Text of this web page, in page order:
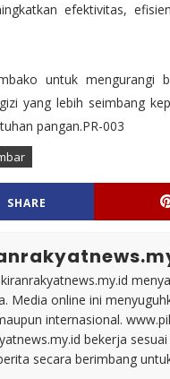
efektivitas,
untuk mengurangi
yang lebih seimbang
pangan.PR-003
SHARE
Media online ini
internasional.
bekerja
secara berimbang